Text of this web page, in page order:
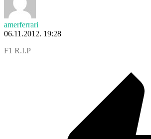
amerferrari
06.11.2012. 19:28
F1 R.I.P